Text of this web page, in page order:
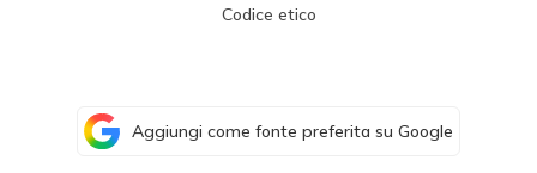
Codice etico
Aggiungi come fonte preferita su Google